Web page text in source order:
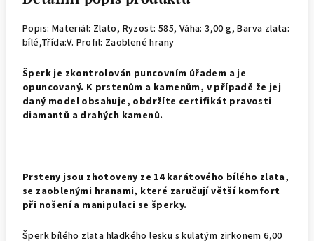
Popis: Materiál: Zlato, Ryzost: 585, Váha: 3,00 g, Barva zlata:
bílé,Třída:V. Profil: Zaoblené hrany
Šperk je zkontrolován puncovním úřadem a je
opuncovaný. K prstenům a kamenům, v případě že jej
daný model obsahuje, obdržíte certifikát pravosti
diamantů a drahých kamenů.
Prsteny jsou zhotoveny ze 14 karátového bílého zlata,
se zaoblenými hranami, které zaručují větší komfort
při nošení a manipulaci se šperky.
Šperk bílého zlata hladkého lesku s kulatým zirkonem 6,00